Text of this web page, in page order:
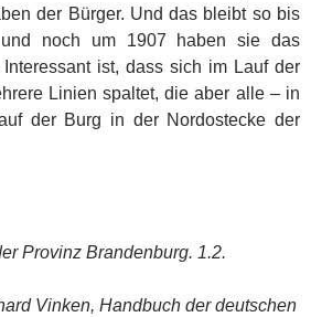
der Bürger. Und das bleibt so bis
noch um 1907 haben sie das
ist, dass sich im Lauf der
Linien spaltet, die aber alle – in
der Burg in der Nordostecke der
Provinz Brandenburg. 1.2.
Vinken, Handbuch der deutschen